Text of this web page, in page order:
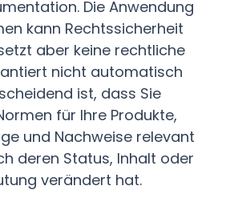
Die Anwendung
kann Rechtssicherheit
aber keine rechtliche
nicht automatisch
ist, dass Sie
für Ihre Produkte,
und Nachweise relevant
deren Status, Inhalt oder
verändert hat.